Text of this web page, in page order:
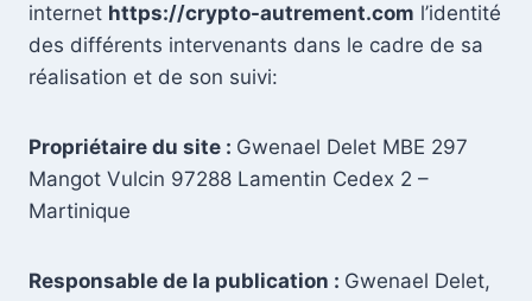
internet https://crypto-autrement.com l’identité
des différents intervenants dans le cadre de sa
réalisation et de son suivi:
Propriétaire du site : Gwenael Delet MBE 297
Mangot Vulcin 97288 Lamentin Cedex 2 –
Martinique
Responsable de la publication : Gwenael Delet,